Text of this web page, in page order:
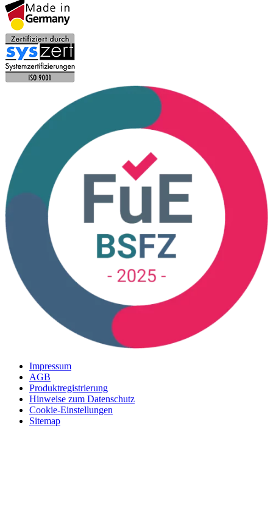
Impressum
AGB
Produktregistrierung
Hinweise zum Datenschutz
Cookie-Einstellungen
Sitemap